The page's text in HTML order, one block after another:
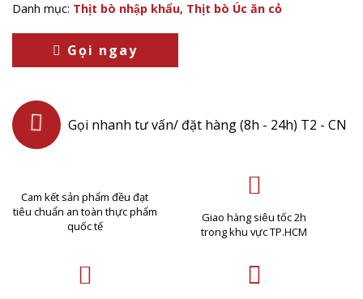
Danh mục: Thịt bò nhập khẩu, Thịt bò Úc ăn cỏ
Gọi ngay
Gọi nhanh tư vấn/ đặt hàng (8h - 24h) T2 - CN
Cam kết sản phẩm đều đạt
tiêu chuẩn an toàn thực phẩm
quốc tế
Giao hàng siêu tốc 2h
trong khu vực TP.HCM